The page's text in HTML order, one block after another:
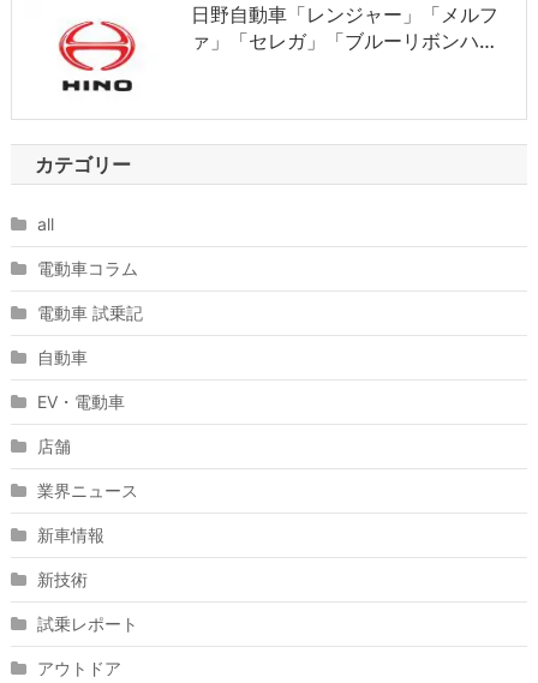
日野自動車「レンジャー」「メルフ
ァ」「セレガ」「ブルーリボンハ…
カテゴリー
all
電動車コラム
電動車 試乗記
自動車
EV・電動車
店舗
業界ニュース
新車情報
新技術
試乗レポート
アウトドア